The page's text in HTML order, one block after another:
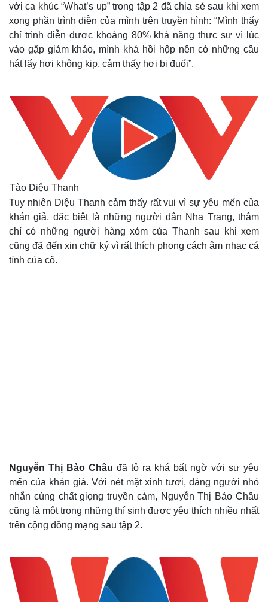
với ca khúc “What’s up” trong tập 2 đã chia sẻ sau khi xem
xong phần trình diễn của mình trên truyền hình: “Mình thấy
chỉ trình diễn được khoảng 80% khả năng thực sự vì lúc
vào gặp giám khảo, mình khá hồi hộp nên có những câu
hát lấy hơi không kịp, cảm thấy hơi bị đuối”.
Tào Diệu Thanh
Tuy nhiên Diệu Thanh cảm thấy rất vui vì sự yêu mến của
khán giả, đặc biệt là những người dân Nha Trang, thậm
chí có những người hàng xóm của Thanh sau khi xem
cũng đã đến xin chữ ký vì rất thích phong cách âm nhạc cá
tính của cô.
Nguyễn Thị Bảo Châu đã tỏ ra khá bất ngờ với sự yêu
mến của khán giả. Với nét mặt xinh tươi, dáng người nhỏ
nhắn cùng chất giọng truyền cảm, Nguyễn Thị Bảo Châu
cũng là một trong những thí sinh được yêu thích nhiều nhất
trên cộng đồng mạng sau tập 2.